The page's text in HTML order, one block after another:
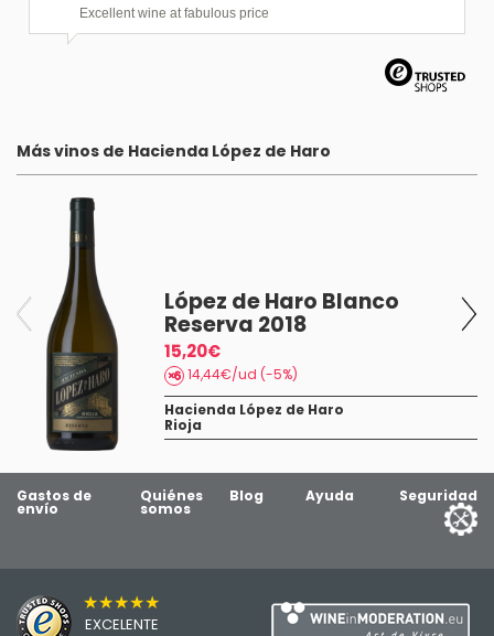
Excellent wine at fabulous price
Más vinos de Hacienda López de Haro
López de Haro Blanco
Reserva 2018
15,20€
14,44€/ud (-5%)
Hacienda López de Haro
Rioja
Gastos de
envío
Quiénes
somos
Blog Ayuda Seguridad
★★★★★
EXCELENTE